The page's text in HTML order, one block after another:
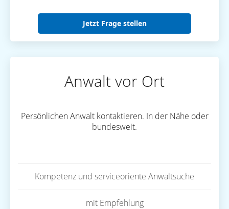
Jetzt Frage stellen
Anwalt vor Ort
Persönlichen Anwalt kontaktieren. In der Nähe oder
bundesweit.
Kompetenz und serviceoriente Anwaltsuche
mit Empfehlung